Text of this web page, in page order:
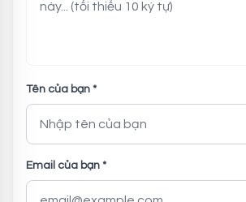
Tên của bạn *
Email của bạn *